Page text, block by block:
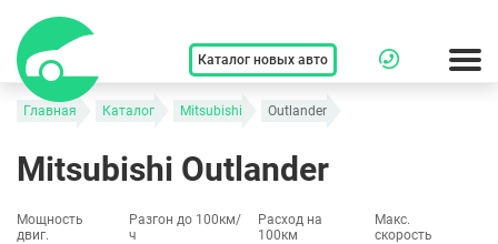
Каталог новых авто
Главная Каталог Mitsubishi Outlander
Mitsubishi Outlander
Мощность
двиг.
Разгон до 100км/
ч
Расход на
100км
Макс.
скорость